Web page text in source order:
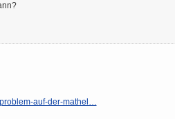
auf-der-mathel…